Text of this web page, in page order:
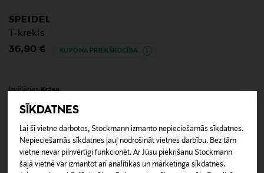
SĪKDATNES
Lai šī vietne darbotos, Stockmann izmanto nepieciešamās sīkdatnes.
Nepieciešamās sīkdatnes ļauj nodrošināt vietnes darbību. Bez tām
vietne nevar pilnvērtīgi funkcionēt. Ar Jūsu piekrišanu Stockmann
šajā vietnē var izmantot arī analītikas un mārketinga sīkdatnes.
SPEIDEL
T-krekls
Original Price
36,90 € KUPONA PRIEKŠROCĪBA
IzvēlētiesKrāsa
ATRAST SAVU IZMĒRU